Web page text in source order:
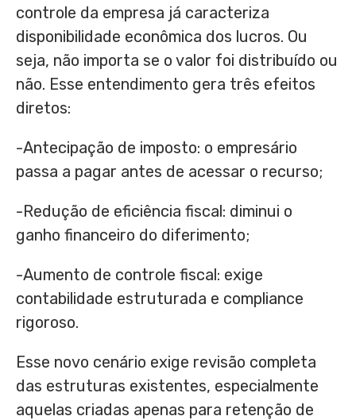
controle da empresa já caracteriza
disponibilidade econômica dos lucros. Ou
seja, não importa se o valor foi distribuído ou
não. Esse entendimento gera três efeitos
diretos:
-Antecipação de imposto: o empresário
passa a pagar antes de acessar o recurso;
-Redução de eficiência fiscal: diminui o
ganho financeiro do diferimento;
-Aumento de controle fiscal: exige
contabilidade estruturada e compliance
rigoroso.
Esse novo cenário exige revisão completa
das estruturas existentes, especialmente
aquelas criadas apenas para retenção de